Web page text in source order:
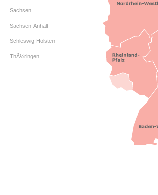
Sachsen
Sachsen-Anhalt
Schleswig-Holstein
ThÃ¼ringen